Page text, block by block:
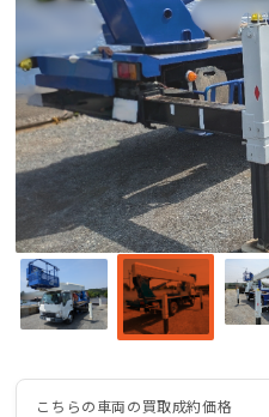
こちらの車両の買取成約価格